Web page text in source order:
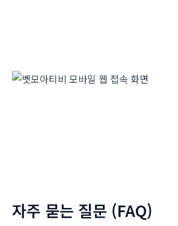
자주 묻는 질문 (FAQ)